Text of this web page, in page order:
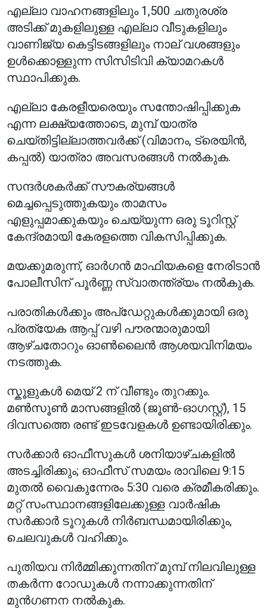
എല്ലാ വാഹനങ്ങളിലും 1,500 ചതുരശ്ര
അടിക്ക് മുകളിലുള്ള എല്ലാ വീടുകളിലും
വാണിജ്യ കെട്ടിടങ്ങളിലും നാല് വശങ്ങളും
ഉൾക്കൊള്ളുന്ന സിസിടിവി ക്യാമറകൾ
സ്ഥാപിക്കുക.
എല്ലാ കേരളീയരെയും സന്തോഷിപ്പിക്കുക
എന്ന ലക്ഷ്യത്തോടെ, മുമ്പ് യാത്ര
ചെയ്തിട്ടില്ലാത്തവർക്ക് (വിമാനം, ട്രെയിൻ,
കപ്പൽ) യാത്രാ അവസരങ്ങൾ നൽകുക.
സന്ദർശകർക്ക് സൗകര്യങ്ങൾ
മെച്ചപ്പെടുത്തുകയും താമസം
എളുപ്പമാക്കുകയും ചെയ്യുന്ന ഒരു ടൂറിസ്റ്റ്
കേന്ദ്രമായി കേരളത്തെ വികസിപ്പിക്കുക.
മയക്കുമരുന്ന്, ഓർഗൻ മാഫിയകളെ നേരിടാൻ
പോലീസിന് പൂർണ്ണ സ്വാതന്ത്ര്യം നൽകുക.
പരാതികൾക്കും അപ്‌ഡേറ്റുകൾക്കുമായി ഒരു
പ്രത്യേക ആപ്പ് വഴി പൗരന്മാരുമായി
ആഴ്ചതോറും ഓൺലൈൻ ആശയവിനിമയം
നടത്തുക.
സ്കൂളുകൾ മെയ് 2 ന് വീണ്ടും തുറക്കും.
മൺസൂൺ മാസങ്ങളിൽ (ജൂൺ-ഓഗസ്റ്റ്), 15
ദിവസത്തെ രണ്ട് ഇടവേളകൾ ഉണ്ടായിരിക്കും.
സർക്കാർ ഓഫീസുകൾ ശനിയാഴ്ചകളിൽ
അടച്ചിരിക്കും; ഓഫീസ് സമയം രാവിലെ 9:15
മുതൽ വൈകുന്നേരം 5:30 വരെ ക്രമീകരിക്കും.
മറ്റ് സംസ്ഥാനങ്ങളിലേക്കുള്ള വാർഷിക
സർക്കാർ ടൂറുകൾ നിർബന്ധമായിരിക്കും,
ചെലവുകൾ വഹിക്കും.
പുതിയവ നിർമ്മിക്കുന്നതിന് മുമ്പ് നിലവിലുള്ള
തകർന്ന റോഡുകൾ നന്നാക്കുന്നതിന്
മുൻഗണന നൽകുക.